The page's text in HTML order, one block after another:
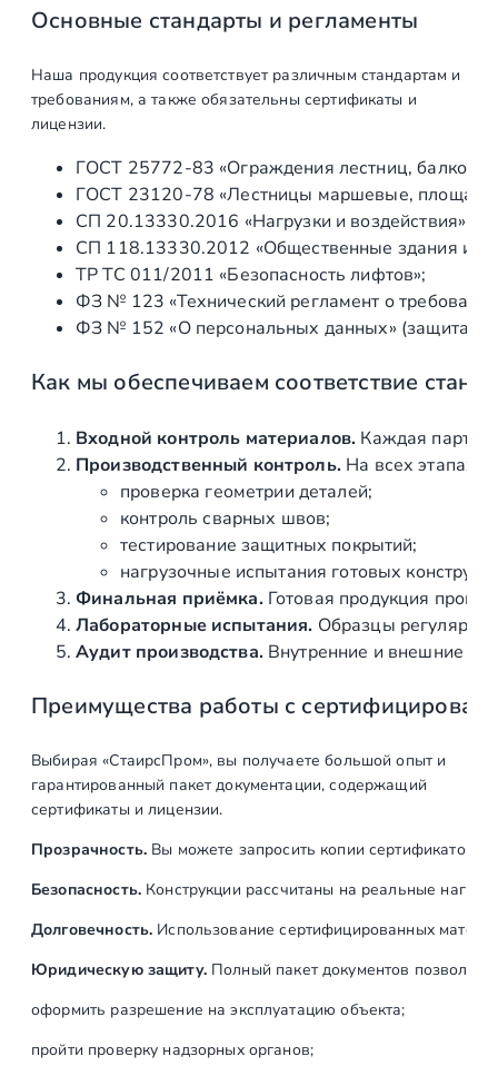
с
б
о
й
М
1
6
л
н
а
м
м
I
I
3
0
Основные стандарты и регламенты
Наша продукция соответствует различным стандартам и
требованиям, а также обязательны сертификаты и
лицензии.
ГОСТ 25772‑83 «Ограждения лестниц,
ГОСТ 23120‑78 «Лестницы маршевые,
СП 20.13330.2016 «Нагрузки и воздействия»
СП 118.13330.2012 «Общественные здания и
ТР ТС 011/2011 «Безопасность лифтов»;
ФЗ № 123 «Технический регламент о
ФЗ № 152 «О персональных данных» (защита
Как мы обеспечиваем соответствие
Входной контроль материалов. Каждая партия
Производственный контроль.На всех этапах
проверка геометрии деталей;
контроль сварных швов;
тестирование защитных покрытий;
нагрузочные испытания готовых
Финальная приёмка.Готовая продукция
Лабораторные испытания. Образцы регулярно
Аудит производства.Внутренние и внешние
Преимущества работы с
Выбирая «СтаирсПром», вы получаете большой опыт и
гарантированный пакет документации, содержащий
сертификаты и лицензии.
Прозрачность.Вы можете запросить копии сертификатов
Безопасность.Конструкции рассчитаны на реальные
Долговечность. Использование сертифицированных
Юридическую защиту.Полный пакет документов позволяет:
оформить разрешение на эксплуатацию объекта;
пройти проверку надзорных органов;